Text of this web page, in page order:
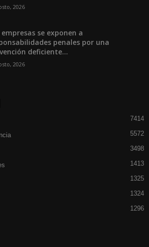
2026
empresas se exponen a
penales por una
deficiente...
2026
7414
5572
3498
1413
1325
1324
1296